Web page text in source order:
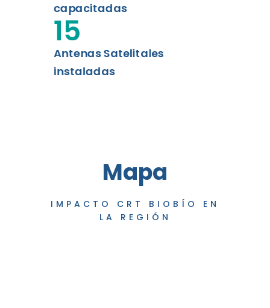
capacitadas
Antenas Satelitales
instaladas
15
Mapa
IMPACTO CRT BIOBÍO EN
LA REGIÓN